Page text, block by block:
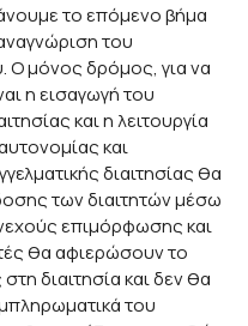
το επόμενο βήμα
του
Ο μόνος δρόμος, για να
η εισαγωγή του
και η λειτουργία
και
διαιτησίας θα
των διαιτητών μέσω
επιμόρφωσης και
θα αφιερώσουν το
διαιτησία και δεν θα
του